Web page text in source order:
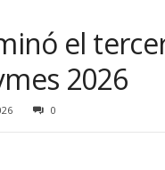
el
2026
0